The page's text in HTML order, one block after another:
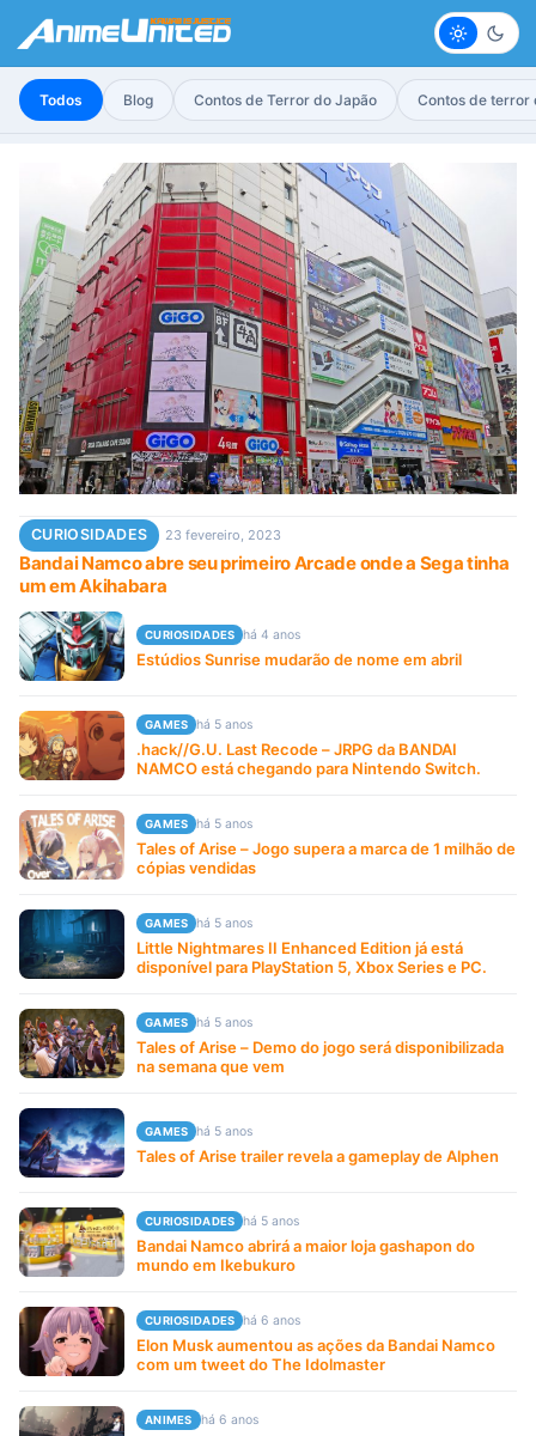
Claro
Todos Blog Contos de Terror do Japão Contos de terror
CURIOSIDADES 23 fevereiro, 2023
Bandai Namco abre seu primeiro Arcade onde a Sega tinha
um em Akihabara
CURIOSIDADES há 4 anos
Estúdios Sunrise mudarão de nome em abril
GAMES há 5 anos
.hack//G.U. Last Recode – JRPG da BANDAI
NAMCO está chegando para Nintendo Switch.
GAMES há 5 anos
Tales of Arise – Jogo supera a marca de 1 milhão de
cópias vendidas
GAMES há 5 anos
Little Nightmares II Enhanced Edition já está
disponível para PlayStation 5, Xbox Series e PC.
GAMES há 5 anos
Tales of Arise – Demo do jogo será disponibilizada
na semana que vem
GAMES há 5 anos
Tales of Arise trailer revela a gameplay de Alphen
CURIOSIDADES há 5 anos
Bandai Namco abrirá a maior loja gashapon do
mundo em Ikebukuro
CURIOSIDADES há 6 anos
Elon Musk aumentou as ações da Bandai Namco
com um tweet do The Idolmaster
ANIMES há 6 anos